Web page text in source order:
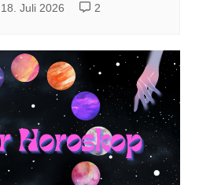
18. Juli 2026 2